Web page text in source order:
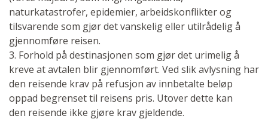
naturkatastrofer, epidemier, arbeidskonflikter og
tilsvarende som gjør det vanskelig eller utilrådelig å
gjennomføre reisen.
3. Forhold på destinasjonen som gjør det urimelig å
kreve at avtalen blir gjennomført. Ved slik avlysning har
den reisende krav på refusjon av innbetalte beløp
oppad begrenset til reisens pris. Utover dette kan
den reisende ikke gjøre krav gjeldende.